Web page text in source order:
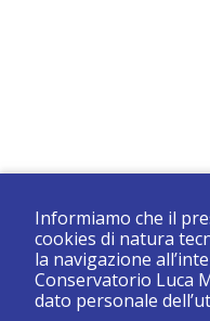
registrati e resta
Informiamo che il
cookies di natura
la navigazione
Conservatorio Luca
dato personale